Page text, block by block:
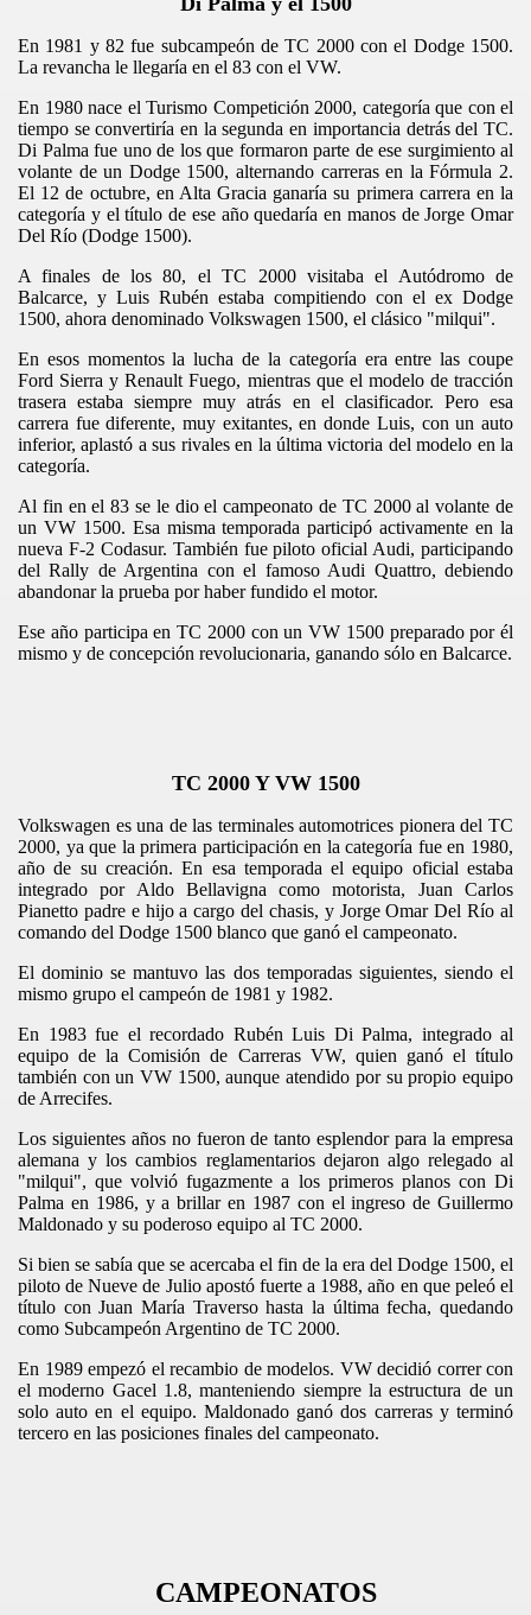
En 1981 y 82 fue subcampeón de TC 2000 con el Dodge 1500.
La revancha le llegaría en el 83 con el VW.
En 1980 nace el Turismo Competición 2000, categoría que con el
tiempo se convertiría en la segunda en importancia detrás del TC.
Di Palma fue uno de los que formaron parte de ese surgimiento al
volante de un Dodge 1500, alternando carreras en la Fórmula 2.
El 12 de octubre, en Alta Gracia ganaría su primera carrera en la
categoría y el título de ese año quedaría en manos de Jorge Omar
Del Río (Dodge 1500).
A finales de los 80, el TC 2000 visitaba el Autódromo de
Balcarce, y Luis Rubén estaba compitiendo con el ex Dodge
1500, ahora denominado Volkswagen 1500, el clásico "milqui".
En esos momentos la lucha de la categoría era entre las coupe
Ford Sierra y Renault Fuego, mientras que el modelo de tracción
trasera estaba siempre muy atrás en el clasificador. Pero esa
carrera fue diferente, muy exitantes, en donde Luis, con un auto
inferior, aplastó a sus rivales en la última victoria del modelo en la
categoría.
Al fin en el 83 se le dio el campeonato de TC 2000 al volante de
un VW 1500. Esa misma temporada participó activamente en la
nueva F-2 Codasur. También fue piloto oficial Audi, participando
del Rally de Argentina con el famoso Audi Quattro, debiendo
abandonar la prueba por haber fundido el motor.
Ese año participa en TC 2000 con un VW 1500 preparado por él
mismo y de concepción revolucionaria, ganando sólo en Balcarce.
TC 2000 Y VW 1500
Volkswagen es una de las terminales automotrices pionera del TC
2000, ya que la primera participación en la categoría fue en 1980,
año de su creación. En esa temporada el equipo oficial estaba
integrado por Aldo Bellavigna como motorista, Juan Carlos
Pianetto padre e hijo a cargo del chasis, y Jorge Omar Del Río al
comando del Dodge 1500 blanco que ganó el campeonato.
El dominio se mantuvo las dos temporadas siguientes, siendo el
mismo grupo el campeón de 1981 y 1982.
En 1983 fue el recordado Rubén Luis Di Palma, integrado al
equipo de la Comisión de Carreras VW, quien ganó el título
también con un VW 1500, aunque atendido por su propio equipo
de Arrecifes.
Los siguientes años no fueron de tanto esplendor para la empresa
alemana y los cambios reglamentarios dejaron algo relegado al
"milqui", que volvió fugazmente a los primeros planos con Di
Palma en 1986, y a brillar en 1987 con el ingreso de Guillermo
Maldonado y su poderoso equipo al TC 2000.
Si bien se sabía que se acercaba el fin de la era del Dodge 1500, el
piloto de Nueve de Julio apostó fuerte a 1988, año en que peleó el
título con Juan María Traverso hasta la última fecha, quedando
como Subcampeón Argentino de TC 2000.
En 1989 empezó el recambio de modelos. VW decidió correr con
el moderno Gacel 1.8, manteniendo siempre la estructura de un
solo auto en el equipo. Maldonado ganó dos carreras y terminó
tercero en las posiciones finales del campeonato.
CAMPEONATOS